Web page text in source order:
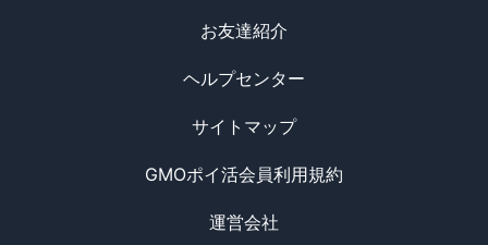
お友達紹介
ヘルプセンター
サイトマップ
GMOポイ活会員利用規約
運営会社